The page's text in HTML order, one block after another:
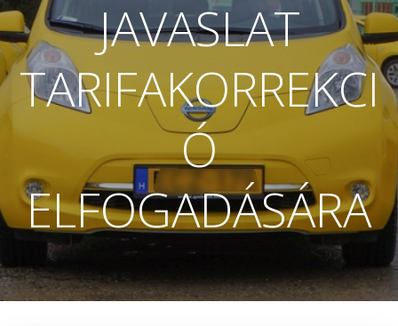
JAVASLAT
TARIFAKORREKCI
Ó
ELFOGADÁSÁRA